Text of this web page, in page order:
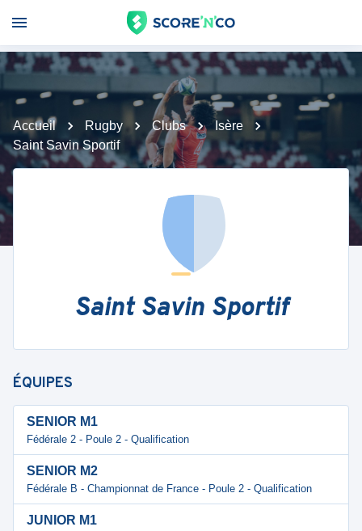
Accueil Rugby Clubs
Isère
Saint Savin Sportif
Saint Savin Sportif
ÉQUIPES
SENIOR M1
Fédérale 2 - Poule 2 - Qualification
SENIOR M2
Fédérale B - Championnat de France - Poule 2 - Qualification
JUNIOR M1